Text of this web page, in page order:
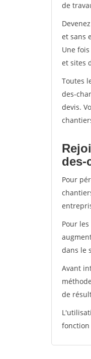
de
et sans
Une
et sites
Toutes
des-
devis.
des-
Pour
Pour
dans le
Avant
de
fonction